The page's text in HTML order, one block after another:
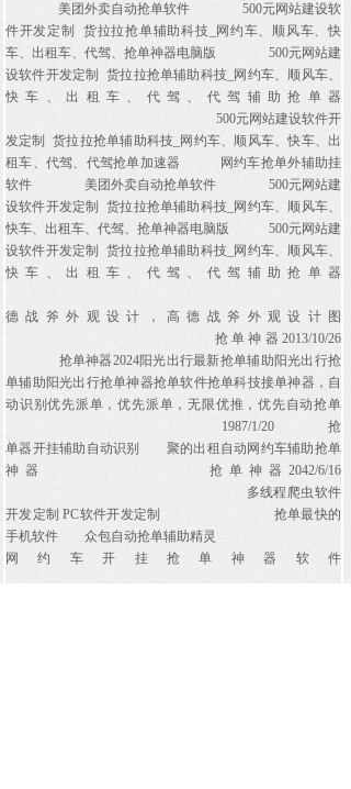
美团外卖自动抢单软件
500元网站建设软
件开发定制 货拉拉抢单辅助科技_网约车、顺风车、快
车、出租车、代驾、抢单神器电脑版
500元网站建
设软件开发定制 货拉拉抢单辅助科技_网约车、顺风车、
快车、出租车、代驾、代驾辅助抢单器
500元网站建设软件开
发定制 货拉拉抢单辅助科技_网约车、顺风车、快车、出
租车、代驾、代驾抢单加速器
网约车抢单外辅助挂
软件
美团外卖自动抢单软件
500元网站建
设软件开发定制 货拉拉抢单辅助科技_网约车、顺风车、
快车、出租车、代驾、抢单神器电脑版
500元网站建
设软件开发定制 货拉拉抢单辅助科技_网约车、顺风车、
快车、出租车、代驾、代驾辅助抢单器
德战斧外观设计，高德战斧外观设计图
抢单神器2013/10/26
抢单神器2024阳光出行最新抢单辅助阳光出行抢
单辅助阳光出行抢单神器抢单软件抢单科技接单神器，自
动识别优先派单，优先派单，无限优推，优先自动抢单
1987/1/20
抢
单器开挂辅助自动识别
聚的出租自动网约车辅助抢单
神器
抢单神器2042/6/16
多线程爬虫软件
开发定制 PC软件开发定制
抢单最快的
手机软件
众包自动抢单辅助精灵
网约车开挂抢单神器软件